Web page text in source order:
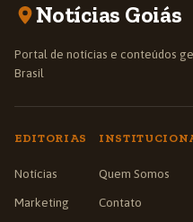
Notícias Goiás
Portal de notícias e conteúdos
Brasil
EDITORIAS
Notícias
Marketing
Quem Somos
Contato